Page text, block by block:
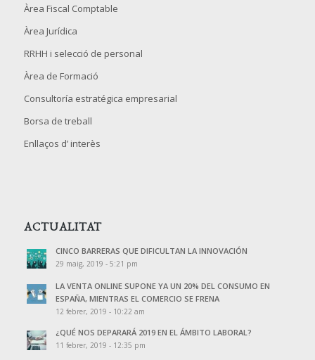
Àrea Fiscal Comptable
Àrea Jurídica
RRHH i selecció de personal
Àrea de Formació
Consultoría estratégica empresarial
Borsa de treball
Enllaços d’ interès
ACTUALITAT
CINCO BARRERAS QUE DIFICULTAN LA INNOVACIÓN
29 maig, 2019 - 5:21 pm
LA VENTA ONLINE SUPONE YA UN 20% DEL CONSUMO EN
ESPAÑA, MIENTRAS EL COMERCIO SE FRENA
12 febrer, 2019 - 10:22 am
¿QUÉ NOS DEPARARÁ 2019 EN EL ÁMBITO LABORAL?
11 febrer, 2019 - 12:35 pm